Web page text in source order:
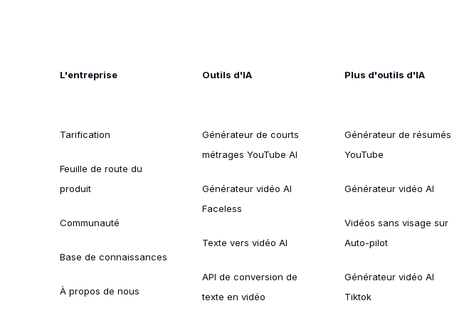
L'entreprise
Tarification
Feuille de route du
produit
Communauté
Base de connaissances
À propos de nous
Outils d'IA
Générateur de courts
métrages YouTube AI
Générateur vidéo AI
Faceless
Texte vers vidéo AI
API de conversion de
texte en vidéo
Plus d'outils d'IA
Générateur de résumés
YouTube
Générateur vidéo AI
Vidéos sans visage sur
Auto-pilot
Générateur vidéo AI
Tiktok